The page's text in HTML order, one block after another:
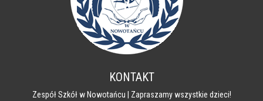
KONTAKT
Zespół Szkół w Nowotańcu | Zapraszamy wszystkie dzieci!